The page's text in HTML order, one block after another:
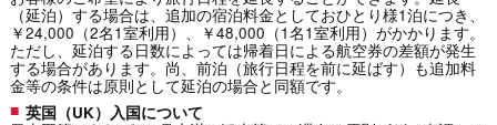
（延泊）する場合は、追加の宿泊料金としておひとり様1泊につき、
￥24,000（2名1室利用）、￥48,000（1名1室利用）がかかります。
ただし、延泊する日数によっては帰着日による航空券の差額が発生
する場合があります。尚、前泊（旅行日程を前に延ばす）も追加料
金等の条件は原則として延泊の場合と同額です。
英国（UK）入国について